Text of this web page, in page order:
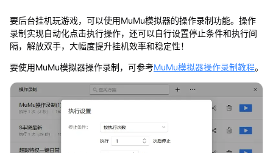
要后台挂机玩游戏，可以使用MuMu模拟器的操作录制功能。操作
录制实现自动化点击执行操作，还可以自行设置停止条件和执行间
隔，解放双手，大幅度提升挂机效率和稳定性！
要使用MuMu模拟器操作录制，可参考MuMu模拟器操作录制教程。